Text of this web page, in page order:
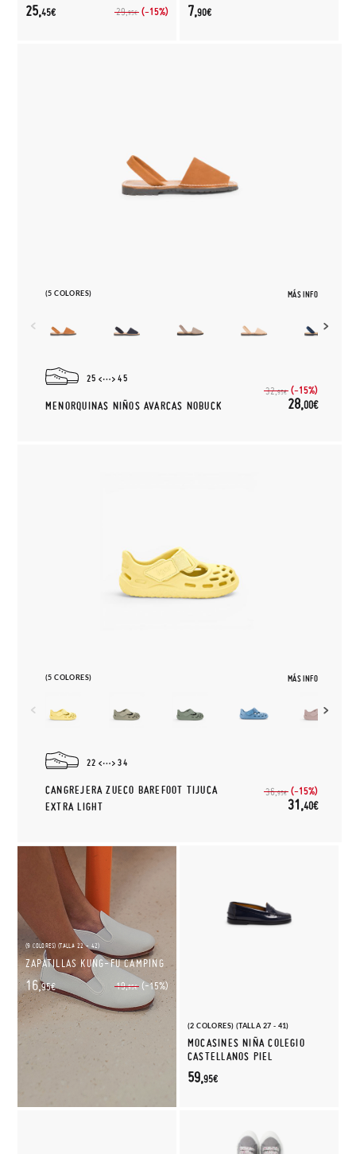
29,95€ (-15%)
25,45€ 7,90€
(5 COLORES) MÁS INFO
25 45
MENORQUINAS NIÑOS AVARCAS NOBUCK
32,95€ (-15%)
28,00€
(5 COLORES) MÁS INFO
22 34
CANGREJERA ZUECO BAREFOOT TIJUCA
EXTRA LIGHT
36,95€ (-15%)
31,40€
(9 COLORES) (TALLA 22 - 42)
ZAPATILLAS KUNG-FU CAMPING
19,95€ (-15%)
16,95€
(2 COLORES) (TALLA 27 - 41)
MOCASINES NIÑA COLEGIO
CASTELLANOS PIEL
59,95€